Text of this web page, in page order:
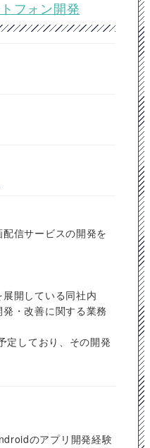
フォン開発
信サービスの開発を
開している同社内
・改善に関する業務
定しており、その開発
のアプリ開発経験